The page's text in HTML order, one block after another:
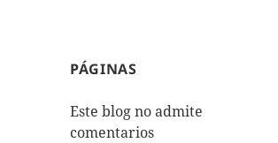
PÁGINAS
Este blog no admite
comentarios